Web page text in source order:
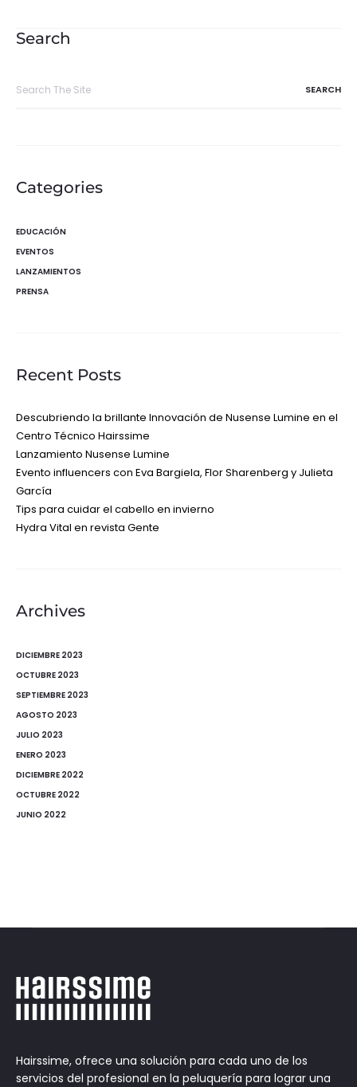
entradas
Search
Categories
EDUCACIÓN
EVENTOS
LANZAMIENTOS
PRENSA
Recent Posts
Descubriendo la brillante Innovación de Nusense Lumine en el
Centro Técnico Hairssime
Lanzamiento Nusense Lumine
Evento influencers con Eva Bargiela, Flor Sharenberg y Julieta
García
Tips para cuidar el cabello en invierno
Hydra Vital en revista Gente
Archives
DICIEMBRE 2023
OCTUBRE 2023
SEPTIEMBRE 2023
AGOSTO 2023
JULIO 2023
ENERO 2023
DICIEMBRE 2022
OCTUBRE 2022
JUNIO 2022
Hairssime, ofrece una solución para cada uno de los
servicios del profesional en la peluquería para lograr una